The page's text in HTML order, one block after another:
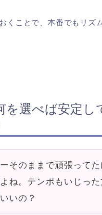
くことで、本番でもリズ
を選べば安定し
そのままで頑張って
ね。テンポもいじっ
いの？